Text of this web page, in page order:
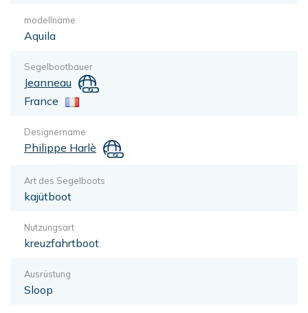
modellname
Aquila
Segelbootbauer
Jeanneau
France
Designername
Philippe Harlè
Art des Segelboots
kajütboot
Nutzungsart
kreuzfahrtboot
Ausrüstung
Sloop